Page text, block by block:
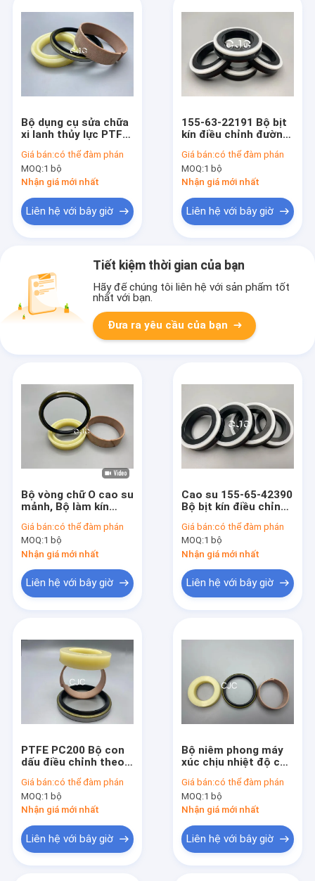
Bộ dụng cụ sửa chữa
xi lanh thủy lực PTFE
EC460B EC360B
Giá bán:có thể đàm phán
MOQ:1 bộ
Nhận giá mới nhất
Liên hệ với bây giờ
155-63-22191 Bộ bịt
kín điều chỉnh đường
máy xúc EC210B
Giá bán:có thể đàm phán
MOQ:1 bộ
Nhận giá mới nhất
Liên hệ với bây giờ
Tiết kiệm thời gian của bạn
Hãy để chúng tôi liên hệ với sản phẩm tốt
nhất với bạn.
Đưa ra yêu cầu của bạn
Bộ vòng chữ O cao su
mảnh, Bộ làm kín
nước cho máy xúc
PC360-7
Giá bán:có thể đàm phán
MOQ:1 bộ
Nhận giá mới nhất
Liên hệ với bây giờ
Cao su 155-65-42390
Bộ bịt kín điều chỉnh
công trình xây dựng
Giá bán:có thể đàm phán
MOQ:1 bộ
Nhận giá mới nhất
Liên hệ với bây giờ
PTFE PC200 Bộ con
dấu điều chỉnh theo
xích
Giá bán:có thể đàm phán
MOQ:1 bộ
Nhận giá mới nhất
Liên hệ với bây giờ
Bộ niêm phong máy
xúc chịu nhiệt độ cao
đường ray PC200
Giá bán:có thể đàm phán
MOQ:1 bộ
Nhận giá mới nhất
Liên hệ với bây giờ